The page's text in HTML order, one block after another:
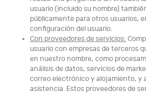
usuario (incluido su nombre)
públicamente para otros usuarios,
configuración del usuario.
Con proveedores de servicios:
usuario con empresas de terceros
en nuestro nombre, como
análisis de datos, servicios de
correo electrónico y alojamiento, y
asistencia. Estos proveedores de